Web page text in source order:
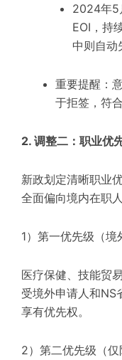
2024年5
EOI，持
中则自动
重要提醒：
于拒签，符
2. 调整二：职业优
新政划定清晰职业
全面偏向境内在职
1）第一优先级（境
医疗保健、技能贸
受境外申请人和NS
享有优先权。
2）第二优先级（仅